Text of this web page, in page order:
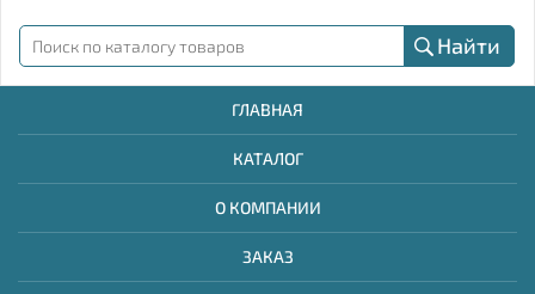
Найти
ГЛАВНАЯ
КАТАЛОГ
О КОМПАНИИ
ЗАКАЗ